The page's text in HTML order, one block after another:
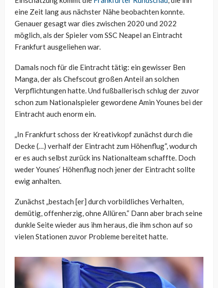
eine Zeit lang aus nächster Nähe beobachten konnte.
Genauer gesagt war dies zwischen 2020 und 2022
möglich, als der Spieler vom SSC Neapel an Eintracht
Frankfurt ausgeliehen war.
Damals noch für die Eintracht tätig: ein gewisser Ben
Manga, der als Chefscout großen Anteil an solchen
Verpflichtungen hatte. Und fußballerisch schlug der zuvor
schon zum Nationalspieler gewordene Amin Younes bei der
Eintracht auch enorm ein.
„In Frankfurt schoss der Kreativkopf zunächst durch die
Decke (…) verhalf der Eintracht zum Höhenflug“, wodurch
er es auch selbst zurück ins Nationalteam schaffte. Doch
weder Younes‘ Höhenflug noch jener der Eintracht sollte
ewig anhalten.
Zunächst „bestach [er] durch vorbildliches Verhalten,
demütig, offenherzig, ohne Allüren.“ Dann aber brach seine
dunkle Seite wieder aus ihm heraus, die ihm schon auf so
vielen Stationen zuvor Probleme bereitet hatte.